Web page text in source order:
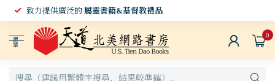
致力提供廣泛的屬靈書籍&基督教禮品
選
單
0